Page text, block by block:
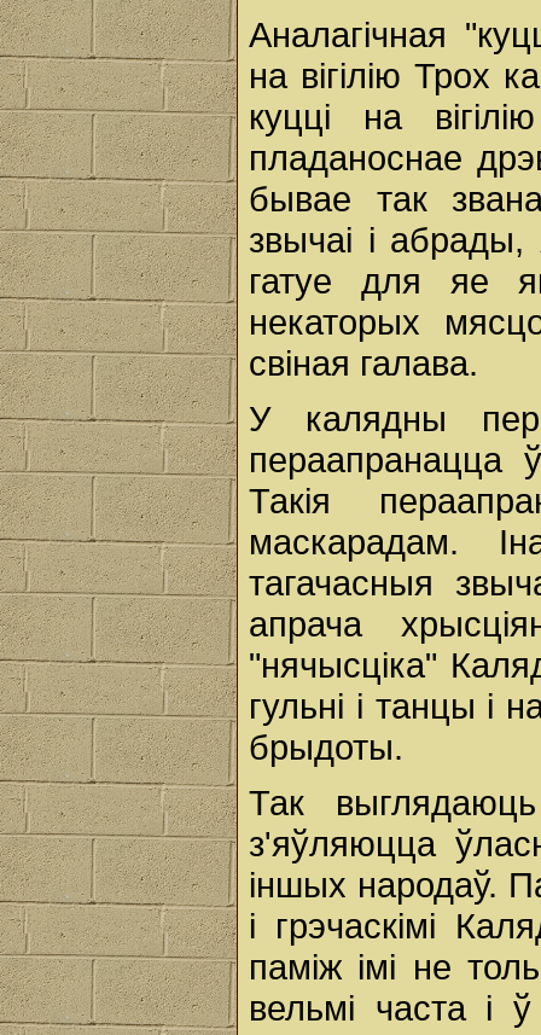
Аналагічная
на вігілію Трох
куцці на
пладаноснае
бывае так
звычаі і абрады,
гатуе для яе
некаторых
свіная галава.
У калядны
пераапранацца
Такія
маскарадам.
тагачасныя
апрача
"нячысціка"
гульні і танцы і
брыдоты.
Так
з'яўляюцца
іншых народаў.
і грэчаскімі
паміж імі не
вельмі часта і